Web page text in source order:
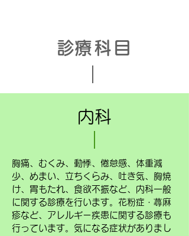
​診療科目
内科
胸痛、むくみ、動悸、倦怠感、体重減
少、めまい、立ちくらみ、吐き気、胸焼
け、胃もたれ、食欲不振など、内科一般
に関する診療を行います。花粉症・蕁麻
疹など、アレルギー疾患に関する診療も
行っています。気になる症状がありまし